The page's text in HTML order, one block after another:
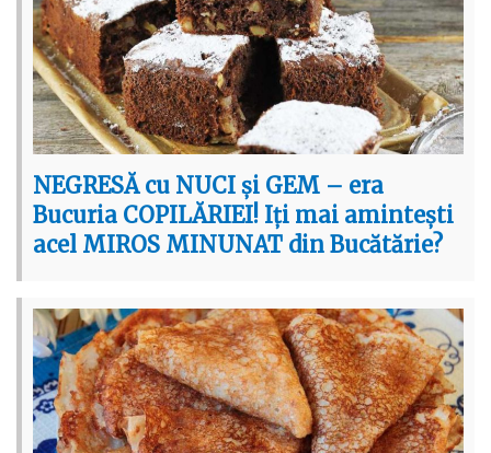
NEGRESĂ cu NUCI și GEM – era
Bucuria COPILĂRIEI! Iți mai amintești
acel MIROS MINUNAT din Bucătărie?